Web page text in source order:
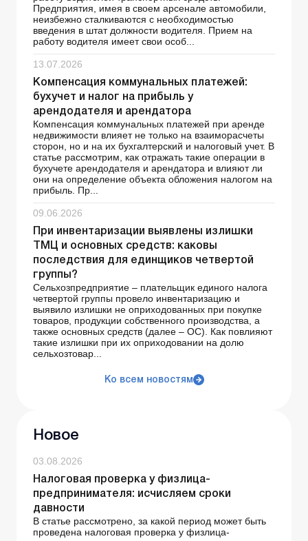
Предприятия, имея в своем арсенале автомобили,
неизбежно сталкиваются с необходимостью
введения в штат должности водителя. Прием на
работу водителя имеет свои особ...
13.07.2026
Компенсация коммунальных платежей:
бухучет и налог на прибыль у
арендодателя и арендатора
Компенсация коммунальных платежей при аренде
недвижимости влияет не только на взаиморасчеты
сторон, но и на их бухгалтерский и налоговый учет. В
статье рассмотрим, как отражать такие операции в
бухучете арендодателя и арендатора и влияют ли
они на определение объекта обложения налогом на
прибыль. Пр...
09.06.2026
При инвентаризации выявлены излишки
ТМЦ и основных средств: каковы
последствия для единщиков четвертой
группы?
Сельхозпредприятие – плательщик единого налога
четвертой группы провело инвентаризацию и
выявило излишки не оприходованных при покупке
товаров, продукции собственного производства, а
также основных средств (далее – ОС). Как повлияют
такие излишки при их оприходовании на долю
сельхозтовар...
Ко всем новостям
Новое
03.08.2026
Налоговая проверка у физлица-
предпринимателя: исчисляем сроки
давности
В статье рассмотрено, за какой период может быть
проведена налоговая проверка у физлица-